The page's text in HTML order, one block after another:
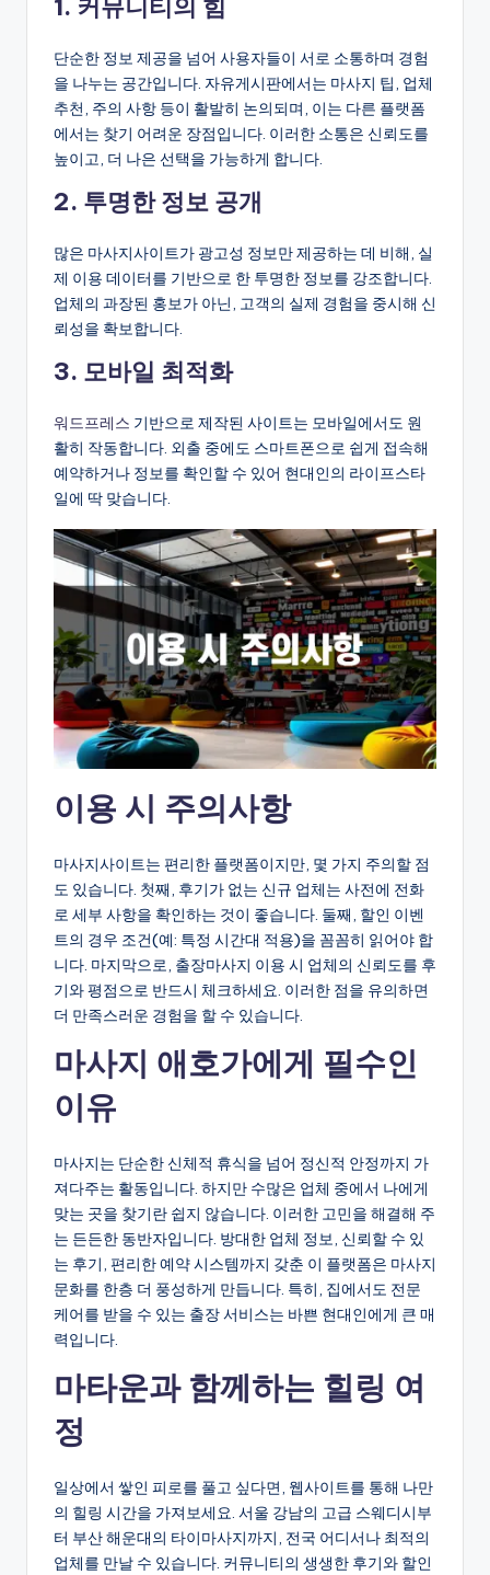
1. 커뮤니티의 힘
단순한 정보 제공을 넘어 사용자들이 서로 소통하며 경험
을 나누는 공간입니다. 자유게시판에서는 마사지 팁, 업체
추천, 주의 사항 등이 활발히 논의되며, 이는 다른 플랫폼
에서는 찾기 어려운 장점입니다. 이러한 소통은 신뢰도를
높이고, 더 나은 선택을 가능하게 합니다.
2. 투명한 정보 공개
많은 마사지사이트가 광고성 정보만 제공하는 데 비해, 실
제 이용 데이터를 기반으로 한 투명한 정보를 강조합니다.
업체의 과장된 홍보가 아닌, 고객의 실제 경험을 중시해 신
뢰성을 확보합니다.
3. 모바일 최적화
워드프레스 기반으로 제작된 사이트는 모바일에서도 원
활히 작동합니다. 외출 중에도 스마트폰으로 쉽게 접속해
예약하거나 정보를 확인할 수 있어 현대인의 라이프스타
일에 딱 맞습니다.
이용 시 주의사항
마사지사이트는 편리한 플랫폼이지만, 몇 가지 주의할 점
도 있습니다. 첫째, 후기가 없는 신규 업체는 사전에 전화
로 세부 사항을 확인하는 것이 좋습니다. 둘째, 할인 이벤
트의 경우 조건(예: 특정 시간대 적용)을 꼼꼼히 읽어야 합
니다. 마지막으로, 출장마사지 이용 시 업체의 신뢰도를 후
기와 평점으로 반드시 체크하세요. 이러한 점을 유의하면
더 만족스러운 경험을 할 수 있습니다.
마사지 애호가에게 필수인
이유
마사지는 단순한 신체적 휴식을 넘어 정신적 안정까지 가
져다주는 활동입니다. 하지만 수많은 업체 중에서 나에게
맞는 곳을 찾기란 쉽지 않습니다. 이러한 고민을 해결해 주
는 든든한 동반자입니다. 방대한 업체 정보, 신뢰할 수 있
는 후기, 편리한 예약 시스템까지 갖춘 이 플랫폼은 마사지
문화를 한층 더 풍성하게 만듭니다. 특히, 집에서도 전문
케어를 받을 수 있는 출장 서비스는 바쁜 현대인에게 큰 매
력입니다.
마타운과 함께하는 힐링 여
정
일상에서 쌓인 피로를 풀고 싶다면, 웹사이트를 통해 나만
의 힐링 시간을 가져보세요. 서울 강남의 고급 스웨디시부
터 부산 해운대의 타이마사지까지, 전국 어디서나 최적의
업체를 만날 수 있습니다. 커뮤니티의 생생한 후기와 할인